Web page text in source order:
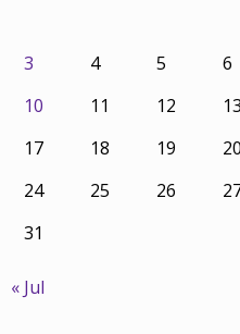
3
4 5 6
10
11 12 13
17
18 19 20
24
25 26
31
« Jul